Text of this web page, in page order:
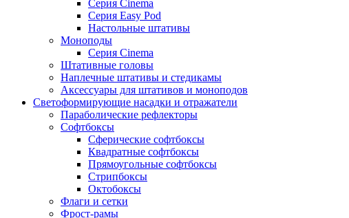
Серия Cinema
Серия Easy Pod
Настольные штативы
Моноподы
Серия Cinema
Штативные головы
Наплечные штативы и стедикамы
Аксессуары для штативов и моноподов
Светоформирующие насадки и отражатели
Параболические рефлекторы
Софтбоксы
Сферические софтбоксы
Квадратные софтбоксы
Прямоугольные софтбоксы
Стрипбоксы
Октобоксы
Флаги и сетки
Фрост-рамы